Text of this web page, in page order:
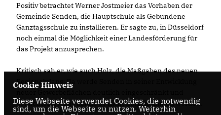
Positiv betrachtet Werner Jostmeier das Vorhaben der
Gemeinde Senden, die Hauptschule als Gebundene
Ganztagsschule zu installieren. Er sagte zu, in Düsseldorf
noch einmal die Möglichkeit einer Landesförderung für
das Projekt anzusprechen.
Kritisch sah er, wie auch Holz, die Maßgaben des neuen
Regionalplans. Da werde Senden in seiner Entwicklung
benachteiligt. Das könne so nicht hingenommen werden.
Cookie Hinweis
Diese Webseite verwendet Cookies, die notwendig
sind, um die Webseite zu nutzen. Weiterhin